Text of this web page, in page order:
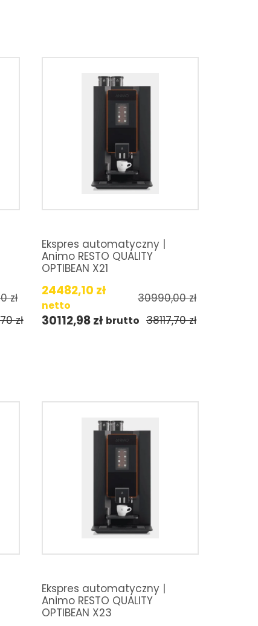
zł
zł
Ekspres automatyczny |
Animo RESTO QUALITY
OPTIBEAN X21
24482,10 zł
netto
30990,00zł
30112,98zł brutto 38117,70zł
Ekspres automatyczny |
Animo RESTO QUALITY
OPTIBEAN X23